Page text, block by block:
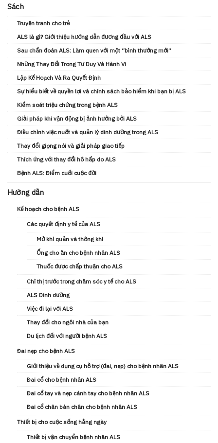
Sách
Truyện tranh cho trẻ
ALS là gì? Giới thiệu hướng dẫn đương đầu với ALS
Sau chẩn đoán ALS: Làm quen với một “bình thường mới”
Những Thay Đổi Trong Tư Duy Và Hành Vi
Lập Kế Hoạch Và Ra Quyết Định
Sự hiểu biết về quyền lợi và chính sách bảo hiểm khi bạn bị ALS
Kiểm soát triệu chứng trong bệnh ALS
Giải pháp khi vận động bị ảnh hưởng bởi ALS
Điều chỉnh việc nuốt và quản lý dinh dưỡng trong ALS
Thay đổi giọng nói và giải pháp giao tiếp
Thích ứng với thay đổi hô hấp do ALS
Bệnh ALS: Điểm cuối cuộc đời
Hưỡng dẫn
Kế hoạch cho bệnh ALS
Các quyết định y tế của ALS
Mở khí quản và thông khí
Ống cho ăn cho bệnh nhân ALS
Thuốc được chấp thuận cho ALS
Chỉ thị trước trong chăm sóc y tế cho ALS
ALS Dinh dưỡng
Việc đi lại với ALS
Thay đổi cho ngôi nhà của bạn
Du lịch đối với người bệnh ALS
Đai nẹp cho bệnh ALS
Giới thiệu về dụng cụ hỗ trợ (đai, nẹp) cho bệnh nhân ALS
Đai cổ cho bệnh nhân ALS
Đai cổ tay và nẹp cánh tay cho bệnh nhân ALS
Đai cổ chân bàn chân cho bệnh nhân ALS
Thiết bị cho cuộc sống hằng ngày
Thiết bị vận chuyển bệnh nhân ALS